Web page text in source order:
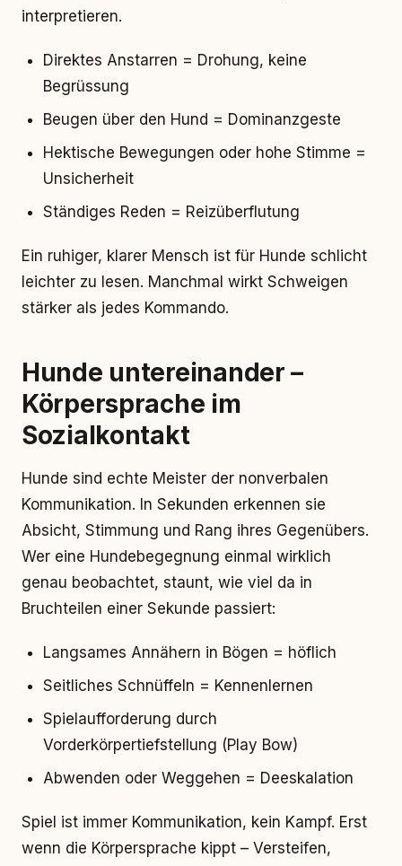
interpretieren.
Direktes Anstarren = Drohung, keine
Begrüssung
Beugen über den Hund = Dominanzgeste
Hektische Bewegungen oder hohe Stimme =
Unsicherheit
Ständiges Reden = Reizüberflutung
Ein ruhiger, klarer Mensch ist für Hunde schlicht
leichter zu lesen. Manchmal wirkt Schweigen
stärker als jedes Kommando.
Hunde untereinander –
Körpersprache im
Sozialkontakt
Hunde sind echte Meister der nonverbalen
Kommunikation. In Sekunden erkennen sie
Absicht, Stimmung und Rang ihres Gegenübers.
Wer eine Hundebegegnung einmal wirklich
genau beobachtet, staunt, wie viel da in
Bruchteilen einer Sekunde passiert:
Langsames Annähern in Bögen = höflich
Seitliches Schnüffeln = Kennenlernen
Spielaufforderung durch
Vorderkörpertiefstellung (Play Bow)
Abwenden oder Weggehen = Deeskalation
Spiel ist immer Kommunikation, kein Kampf. Erst
wenn die Körpersprache kippt – Versteifen,